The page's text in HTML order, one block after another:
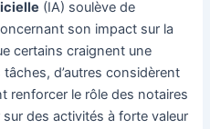
(IA) soulève de
son impact sur la
certains craignent une
d’autres considèrent
renforcer le rôle des notaires
des activités à forte valeur